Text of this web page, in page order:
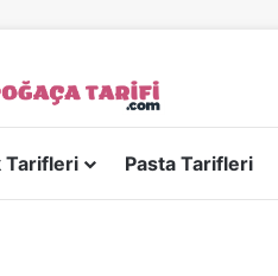
Tarifleri Pasta Tarifleri